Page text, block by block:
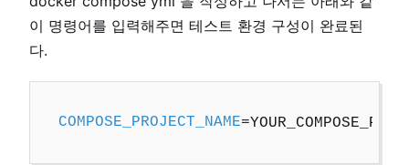
이 명령어를 입력해주면 테스트 환경 구성이 완료된
다.
COMPOSE_PROJECT_NAME=